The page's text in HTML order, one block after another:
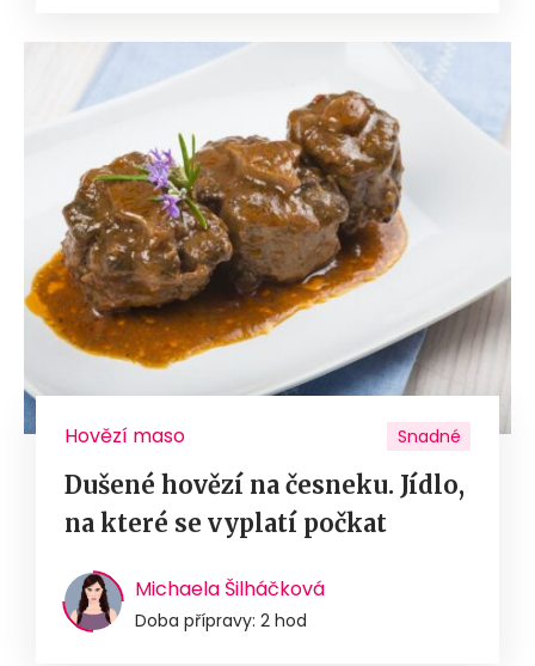
Hovězí maso Snadné
Dušené hovězí na česneku. Jídlo,
na které se vyplatí počkat
Michaela Šilháčková
Doba přípravy: 2 hod